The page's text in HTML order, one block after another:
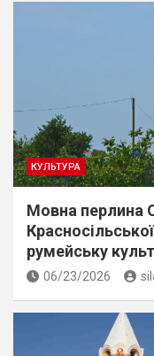
КУЛЬТУРА
Мовна перлина
румейську
06/23/2026